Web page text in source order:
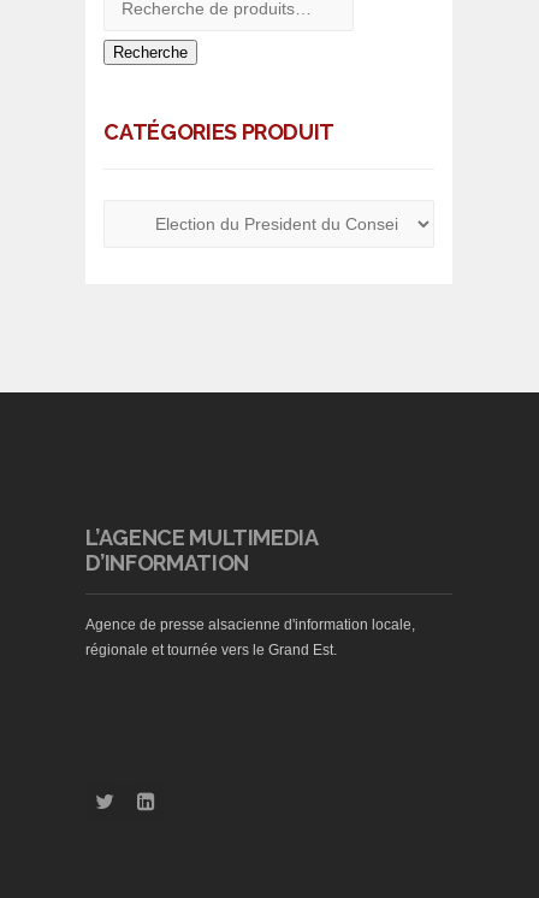
Recherche
CATÉGORIES PRODUIT
L’AGENCE MULTIMEDIA
D’INFORMATION
Agence de presse alsacienne d'information locale,
régionale et tournée vers le Grand Est.